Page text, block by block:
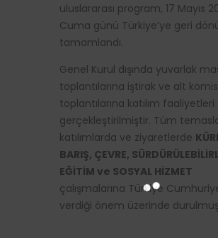
uluslararası program, 17 Mayıs
Cuma günü Türkiye’ye geri
tamamlandı.
Genel Kurul dışında yuvarlak
toplantılarına iştirak ve alt
toplantılarına katılım faaliyetleri
gerçekleştirilmiştir. Tüm
katılımlarda ve ziyaretlerde
BARIŞ, ÇEVRE,
EĞİTİM ve SOSYAL HİZMET
çalışmalarına Türkiye
verdiği önem üzerinde